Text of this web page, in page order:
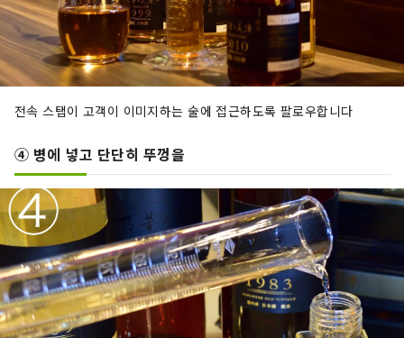
전속 스탭이 고객이 이미지하는 술에 접근하도록 팔로우합니다
④ 병에 넣고 단단히 뚜껑을